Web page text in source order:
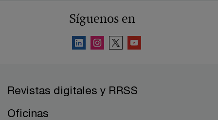
Síguenos en
Revistas digitales y RRSS
Oficinas